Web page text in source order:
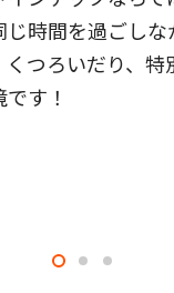
じ時間を過ごしな
つろいだり、特
す！